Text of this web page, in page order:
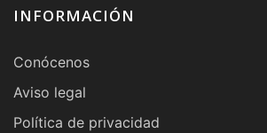
INFORMACIÓN
Conócenos
Aviso legal
Política de privacidad